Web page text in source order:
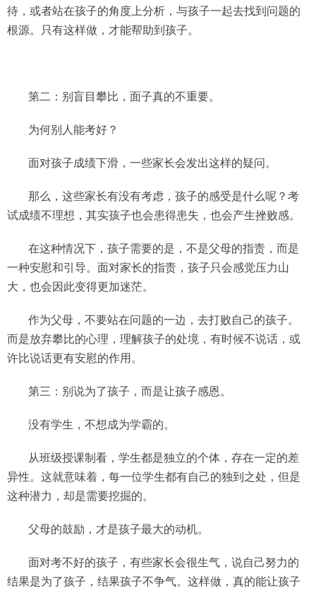
待，或者站在孩子的角度上分析，与孩子一起去找到问题的
根源。只有这样做，才能帮助到孩子。
第二：别盲目攀比，面子真的不重要。
为何别人能考好？
面对孩子成绩下滑，一些家长会发出这样的疑问。
那么，这些家长有没有考虑，孩子的感受是什么呢？考
试成绩不理想，其实孩子也会患得患失，也会产生挫败感。
在这种情况下，孩子需要的是，不是父母的指责，而是
一种安慰和引导。面对家长的指责，孩子只会感觉压力山
大，也会因此变得更加迷茫。
作为父母，不要站在问题的一边，去打败自己的孩子。
而是放弃攀比的心理，理解孩子的处境，有时候不说话，或
许比说话更有安慰的作用。
第三：别说为了孩子，而是让孩子感恩。
没有学生，不想成为学霸的。
从班级授课制看，学生都是独立的个体，存在一定的差
异性。这就意味着，每一位学生都有自己的独到之处，但是
这种潜力，却是需要挖掘的。
父母的鼓励，才是孩子最大的动机。
面对考不好的孩子，有些家长会很生气，说自己努力的
结果是为了孩子，结果孩子不争气。这样做，真的能让孩子